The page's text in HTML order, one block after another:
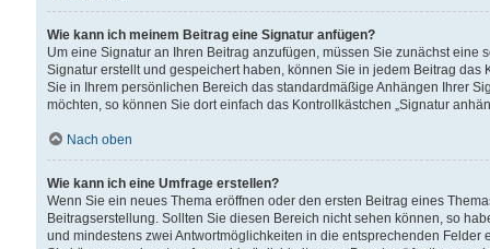
Wie kann ich meinem Beitrag eine Signatur anfügen?
Um eine Signatur an Ihren Beitrag anzufügen, müssen Sie zunächst
Signatur erstellt und gespeichert haben, können Sie in jedem Beitrag
Sie in Ihrem persönlichen Bereich das standardmäßige Anhängen Ihrer
möchten, so können Sie dort einfach das Kontrollkästchen „Signatur
Nach oben
Wie kann ich eine Umfrage erstellen?
Wenn Sie ein neues Thema eröffnen oder den ersten Beitrag eines
Beitragserstellung. Sollten Sie diesen Bereich nicht sehen können, so
und mindestens zwei Antwortmöglichkeiten in die entsprechenden